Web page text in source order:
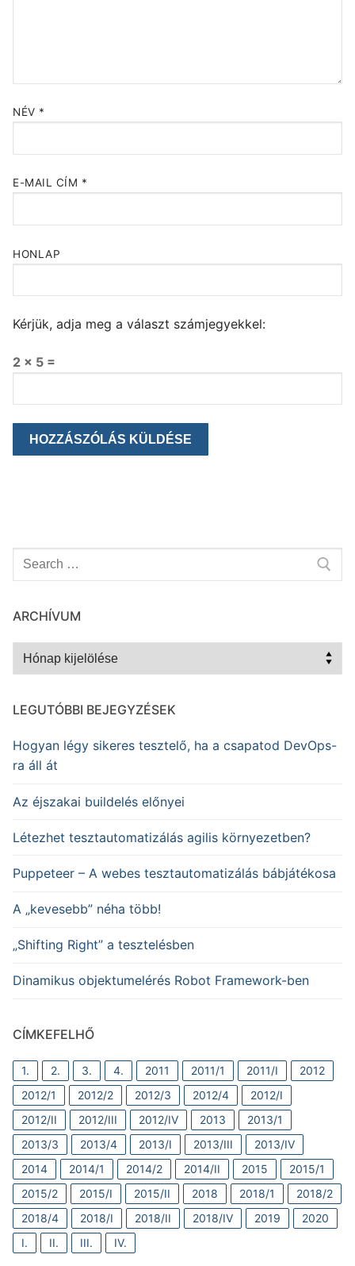
NÉV *
E-MAIL CÍM *
HONLAP
Kérjük, adja meg a választ számjegyekkel:
2 × 5 =
Keresése:
ARCHÍVUM
Archívum
LEGUTÓBBI BEJEGYZÉSEK
Hogyan légy sikeres tesztelő, ha a csapatod DevOps-
ra áll át
Az éjszakai buildelés előnyei
Létezhet tesztautomatizálás agilis környezetben?
Puppeteer – A webes tesztautomatizálás bábjátékosa
A „kevesebb” néha több!
„Shifting Right” a tesztelésben
Dinamikus objektumelérés Robot Framework-ben
CÍMKEFELHŐ
1. 2. 3. 4. 2011 2011/1 2011/I
2012
2012/1
2012/2 2012/3 2012/4
2012/I
2012/II
2012/III 2012/IV 2013
2013/1
2013/3
2013/4 2013/I 2013/III
2013/IV
2014
2014/1 2014/2 2014/II 2015
2015/1
2015/2
2015/I 2015/II 2018 2018/1
2018/2
2018/4
2018/I 2018/II 2018/IV 2019
2020
I.
II. III. IV.